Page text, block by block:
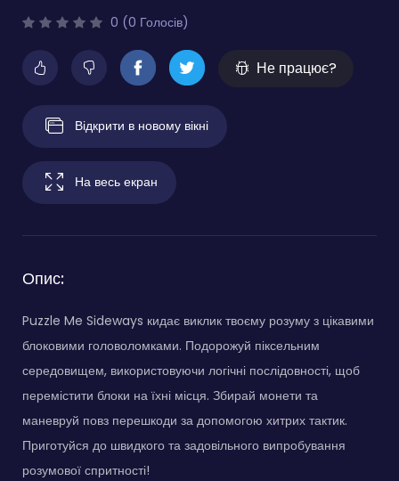
0 (0 Голосів)
Не працює?
Відкрити в новому вікні
На весь екран
Опис:
Puzzle Me Sideways кидає виклик твоєму розуму з цікавими
блоковими головоломками. Подорожуй піксельним
середовищем, використовуючи логічні послідовності, щоб
перемістити блоки на їхні місця. Збирай монети та
маневруй повз перешкоди за допомогою хитрих тактик.
Приготуйся до швидкого та задовільного випробування
розумової спритності!